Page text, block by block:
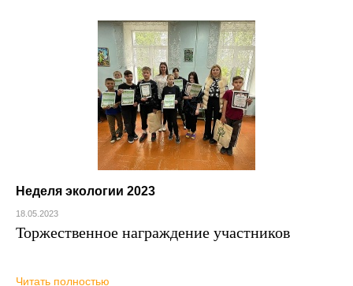
Неделя экологии 2023
18.05.2023
Торжественное награждение участников
Читать полностью